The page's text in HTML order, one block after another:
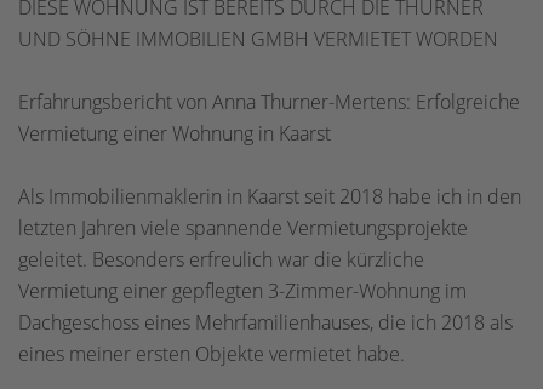
DIESE WOHNUNG IST BEREITS DURCH DIE THURNER
UND SÖHNE IMMOBILIEN GMBH VERMIETET WORDEN
Erfahrungsbericht von Anna Thurner-Mertens: Erfolgreiche
Vermietung einer Wohnung in Kaarst
Als Immobilienmaklerin in Kaarst seit 2018 habe ich in den
letzten Jahren viele spannende Vermietungsprojekte
geleitet. Besonders erfreulich war die kürzliche
Vermietung einer gepflegten 3-Zimmer-Wohnung im
Dachgeschoss eines Mehrfamilienhauses, die ich 2018 als
eines meiner ersten Objekte vermietet habe.